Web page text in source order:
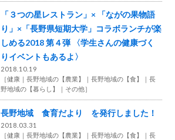
「３つの星レストラン」× 「ながの果物語
り」×「長野県短期大学」コラボランチが楽
しめる2018 第４弾 〈学生さんの健康づく
りイベントもあるよ〉
2018.10.19
［健康 長野地域の【農業】 長野地域の【食】
長
野地域の【暮らし】
その他］
長野地域 食育だより を発行しました！
2018.03.31
［健康 長野地域の【農業】 長野地域の【食】
長